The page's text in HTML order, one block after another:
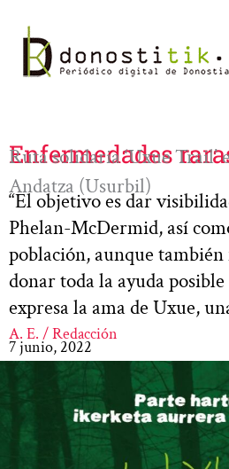
contenido
Enfermedades
Ruta solidaria ‘Uxue Trail’
Andatza (Usurbil)
“El objetivo es dar
Phelan-McDermid, así
población, aunque
donar toda la ayuda
expresa la ama de Uxue,
A. E. / Redacción
7 junio, 2022